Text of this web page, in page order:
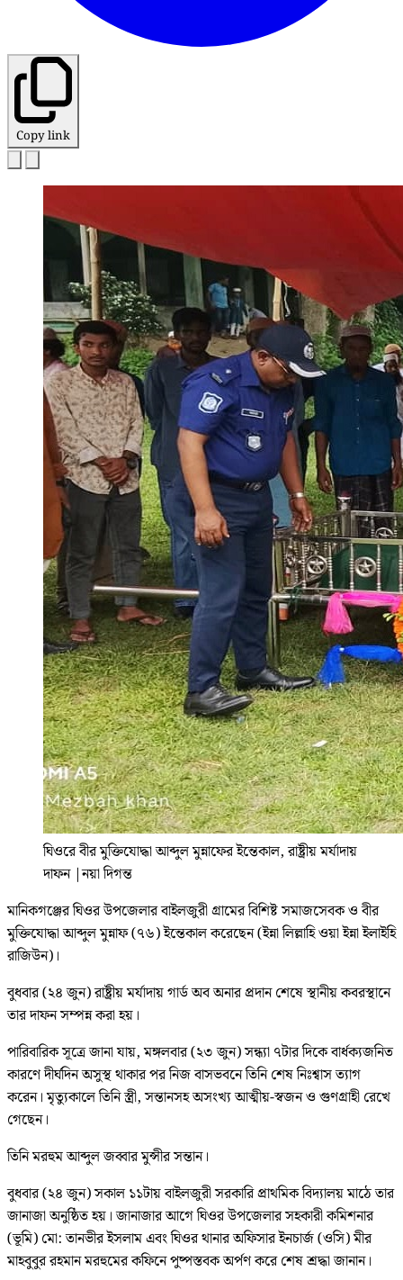
Copy link
ঘিওরে বীর মুক্তিযোদ্ধা আব্দুল মুন্নাফের ইন্তেকাল, রাষ্ট্রীয় মর্যাদায়
দাফন |নয়া দিগন্ত
মানিকগঞ্জের ঘিওর উপজেলার বাইলজুরী গ্রামের বিশিষ্ট সমাজসেবক ও বীর
মুক্তিযোদ্ধা আব্দুল মুন্নাফ (৭৬) ইন্তেকাল করেছেন (ইন্না লিল্লাহি ওয়া ইন্না ইলাইহি
রাজিউন)।
বুধবার (২৪ জুন) রাষ্ট্রীয় মর্যাদায় গার্ড অব অনার প্রদান শেষে স্থানীয় কবরস্থানে
তার দাফন সম্পন্ন করা হয়।
পারিবারিক সূত্রে জানা যায়, মঙ্গলবার (২৩ জুন) সন্ধ্যা ৭টার দিকে বার্ধক্যজনিত
কারণে দীর্ঘদিন অসুস্থ থাকার পর নিজ বাসভবনে তিনি শেষ নিঃশ্বাস ত্যাগ
করেন। মৃত্যুকালে তিনি স্ত্রী, সন্তানসহ অসংখ্য আত্মীয়-স্বজন ও গুণগ্রাহী রেখে
গেছেন।
তিনি মরহুম আব্দুল জব্বার মুন্সীর সন্তান।
বুধবার (২৪ জুন) সকাল ১১টায় বাইলজুরী সরকারি প্রাথমিক বিদ্যালয় মাঠে তার
জানাজা অনুষ্ঠিত হয়। জানাজার আগে ঘিওর উপজেলার সহকারী কমিশনার
(ভূমি) মো: তানভীর ইসলাম এবং ঘিওর থানার অফিসার ইনচার্জ (ওসি) মীর
মাহবুবুর রহমান মরহুমের কফিনে পুষ্পস্তবক অর্পণ করে শেষ শ্রদ্ধা জানান।